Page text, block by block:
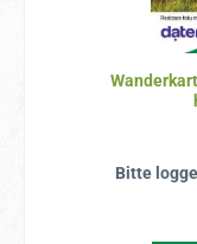
Bitte